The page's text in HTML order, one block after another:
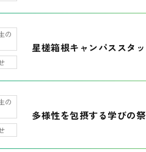
の
星槎箱根キャンパススタ
の
多様性を包摂する学びの